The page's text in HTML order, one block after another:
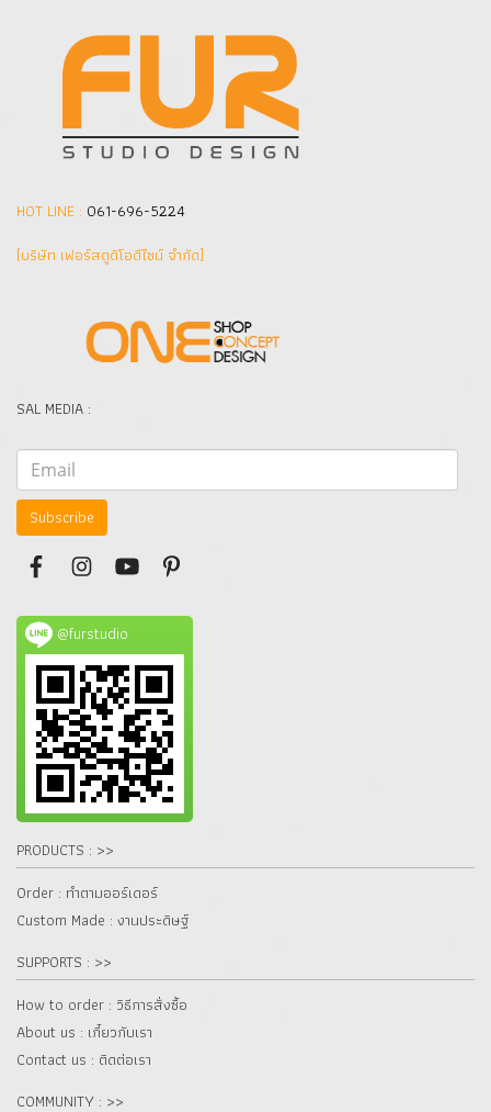
HOT LINE : 061-696-5224
(บริษัท เฟอร์สตูดิโอดีไซน์ จำกัด]
SAL MEDIA :
Subscribe
@furstudio
PRODUCTS : >>
Order : ทำตามออร์เดอร์
Custom Made : งานประดิษฐ์
SUPPORTS : >>
How to order : วิธีการสั่งซื้อ
About us : เกี๋ยวกับเรา
Contact us : ติดต่อเรา
COMMUNITY : >>